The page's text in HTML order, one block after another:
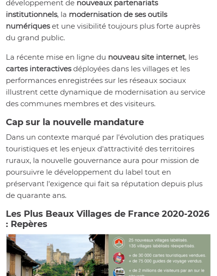
développement de nouveaux partenariats
institutionnels, la modernisation de ses outils
numériqueset une visibilité toujours plus forte auprès
du grand public.
La récente mise en ligne du nouveau site internet, les
cartes interactivesdéployées dans les villages et les
performances enregistrées sur les réseaux sociaux
illustrent cette dynamique de modernisation au service
des communes membres et des visiteurs.
Cap sur la nouvelle mandature
Dans un contexte marqué par l'évolution des pratiques
touristiques et les enjeux d'attractivité des territoires
ruraux, la nouvelle gouvernance aura pour mission de
poursuivre le développement du label tout en
préservant l'exigence qui fait sa réputation depuis plus
de quarante ans.
Les Plus Beaux Villages de France 2020-2026
: Repères